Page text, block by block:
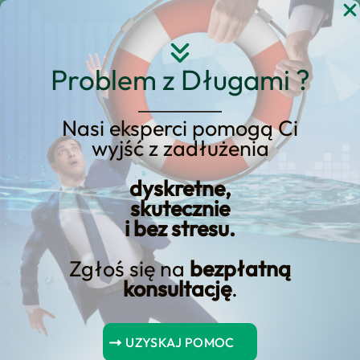
Problem z Długami ?
Nasi eksperci pomogą Ci
wyjść z zadłużenia
dyskretne,
skutecznie
i bez stresu.
Zgłoś się na bezpłatną
konsultację.
UZYSKAJ POMOC
Przejdź
Strona główna Blog Kredyt123.pl alimenty
Bezkompromisowy rozwód:
Prawne, finansowe i
alimentacyjne spojrzenie
Mieszanka prawnicza, finansowa i alimentacyjna w
bezwzględnych rozwodach – zaprasza do zgłębienia
tej fascynującej tematyki.